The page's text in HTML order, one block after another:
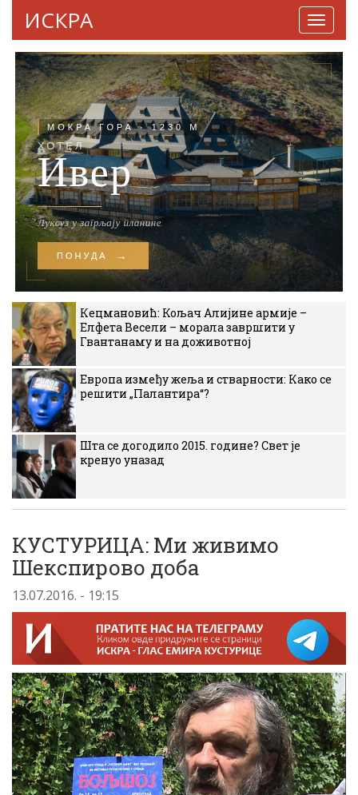
ИСКРА
Кецмановић: Кољач Алијине армије –
Елфета Весели – морала завршити у
Гвантанаму и на доживотној
Европа између жеља и стварности: Како се
решити „Палантира“?
Шта се догодило 2015. године? Свет је
кренуо уназад
КУСТУРИЦА: Mи живимо
Шекспирово доба
13.07.2016. - 19:15